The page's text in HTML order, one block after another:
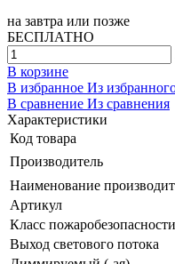
на завтра или позже
БЕСПЛАТНО
В корзине
В избранное Из
В сравнение Из сравнения
Характеристики
Код товара
Производитель
Наименование
Артикул
Класс
Выход светового потока